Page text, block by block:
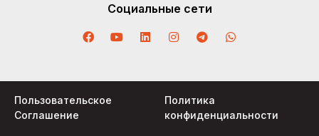
Социальные сети
Пользовательское
Соглашение
Политика
конфиденциальности